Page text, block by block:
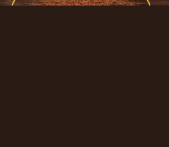
JELAJAHI RASA